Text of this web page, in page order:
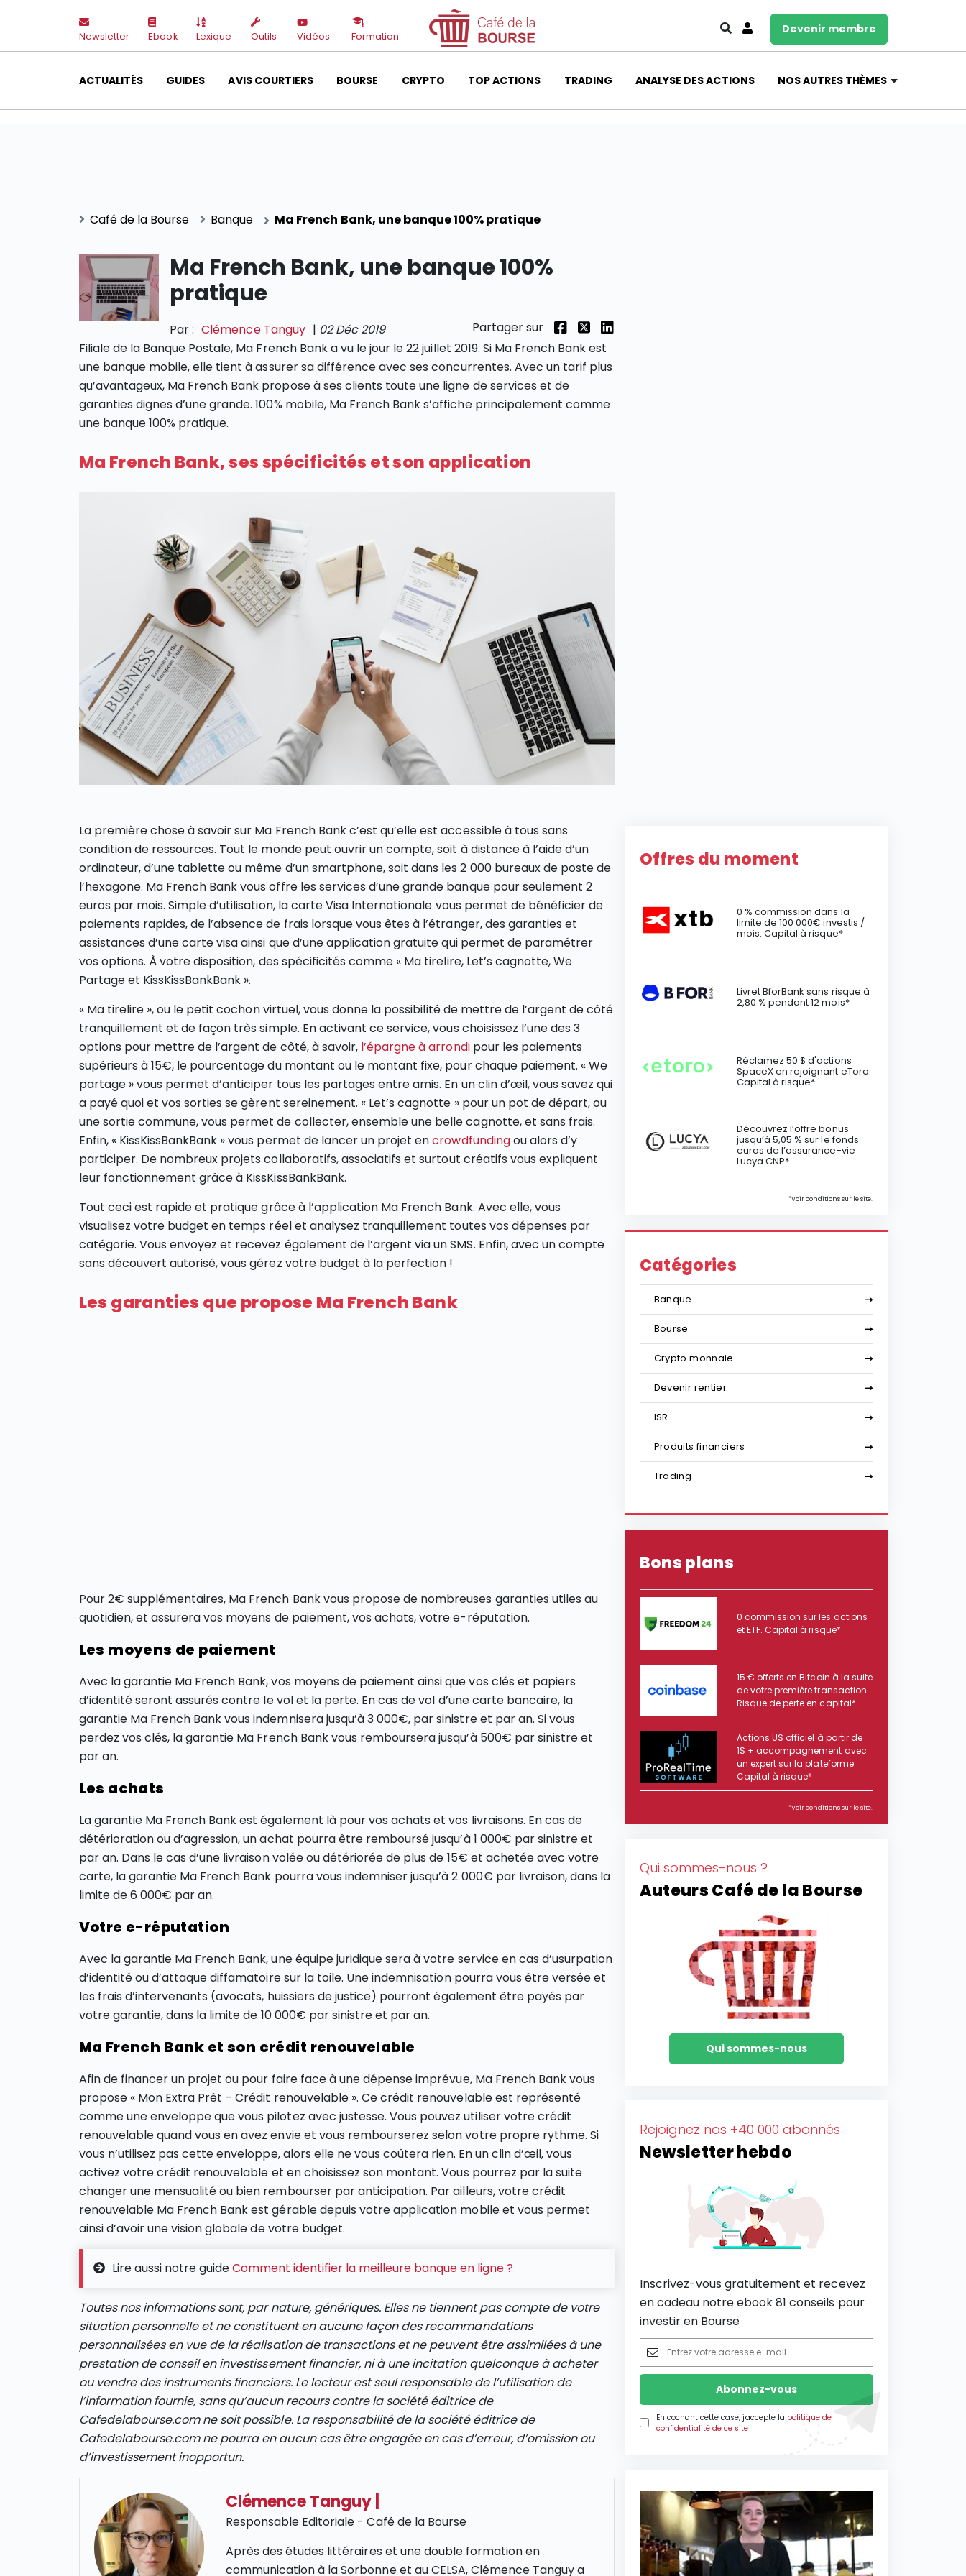
Newsletter Ebook Lexique Outils Vidéos Formation
Devenir membre
ACTUALITÉS GUIDES AVIS COURTIERS BOURSE CRYPTO TOP ACTIONS TRADING ANALYSE DES ACTIONS NOS AUTRES THÈMES
Café de la Bourse Banque Ma French Bank, une banque 100% pratique
Ma French Bank, une banque 100%
pratique
Par : Clémence Tanguy | 02 Déc 2019
Partager sur
Filiale de la Banque Postale, Ma French Bank a vu le jour le 22 juillet 2019. Si Ma French Bank est
une banque mobile, elle tient à assurer sa différence avec ses concurrentes. Avec un tarif plus
qu’avantageux, Ma French Bank propose à ses clients toute une ligne de services et de
garanties dignes d’une grande. 100% mobile, Ma French Bank s’affiche principalement comme
une banque 100% pratique.
Ma French Bank, ses spécificités et son application
La première chose à savoir sur Ma French Bank c’est qu’elle est accessible à tous sans
condition de ressources. Tout le monde peut ouvrir un compte, soit à distance à l’aide d’un
ordinateur, d’une tablette ou même d’un smartphone, soit dans les 2 000 bureaux de poste de
l’hexagone. Ma French Bank vous offre les services d’une grande banque pour seulement 2
euros par mois. Simple d’utilisation, la carte Visa Internationale vous permet de bénéficier de
paiements rapides, de l’absence de frais lorsque vous êtes à l’étranger, des garanties et
assistances d’une carte visa ainsi que d’une application gratuite qui permet de paramétrer
vos options. À votre disposition, des spécificités comme « Ma tirelire, Let’s cagnotte, We
Partage et KissKissBankBank ».
« Ma tirelire », ou le petit cochon virtuel, vous donne la possibilité de mettre de l’argent de côté
tranquillement et de façon très simple. En activant ce service, vous choisissez l’une des 3
options pour mettre de l’argent de côté, à savoir, l’épargne à arrondipour les paiements
supérieurs à 15€, le pourcentage du montant ou le montant fixe, pour chaque paiement. « We
partage » vous permet d’anticiper tous les partages entre amis. En un clin d’œil, vous savez qui
a payé quoi et vos sorties se gèrent sereinement. « Let’s cagnotte » pour un pot de départ, ou
une sortie commune, vous permet de collecter, ensemble une belle cagnotte, et sans frais.
Enfin, « KissKissBankBank » vous permet de lancer un projet encrowdfundingou alors d’y
participer. De nombreux projets collaboratifs, associatifs et surtout créatifs vous expliquent
leur fonctionnement grâce à KissKissBankBank.
Tout ceci est rapide et pratique grâce à l’application Ma French Bank. Avec elle, vous
visualisez votre budget en temps réel et analysez tranquillement toutes vos dépenses par
catégorie. Vous envoyez et recevez également de l’argent via un SMS. Enfin, avec un compte
sans découvert autorisé, vous gérez votre budget à la perfection !
Les garanties que propose Ma French Bank
Pour 2€ supplémentaires, Ma French Bank vous propose de nombreuses garanties utiles au
quotidien, et assurera vos moyens de paiement, vos achats, votre e-réputation.
Les moyens de paiement
Avec la garantie Ma French Bank, vos moyens de paiement ainsi que vos clés et papiers
d’identité seront assurés contre le vol et la perte. En cas de vol d’une carte bancaire, la
garantie Ma French Bank vous indemnisera jusqu’à 3 000€, par sinistre et par an. Si vous
perdez vos clés, la garantie Ma French Bank vous remboursera jusqu’à 500€ par sinistre et
par an.
Les achats
La garantie Ma French Bank est également là pour vos achats et vos livraisons. En cas de
détérioration ou d’agression, un achat pourra être remboursé jusqu’à 1 000€ par sinistre et
par an. Dans le cas d’une livraison volée ou détériorée de plus de 15€ et achetée avec votre
carte, la garantie Ma French Bank pourra vous indemniser jusqu’à 2 000€ par livraison, dans la
limite de 6 000€ par an.
Votre e-réputation
Avec la garantie Ma French Bank, une équipe juridique sera à votre service en cas d’usurpation
d’identité ou d’attaque diffamatoire sur la toile. Une indemnisation pourra vous être versée et
les frais d’intervenants (avocats, huissiers de justice) pourront également être payés par
votre garantie, dans la limite de 10 000€ par sinistre et par an.
Ma French Bank et son crédit renouvelable
Afin de financer un projet ou pour faire face à une dépense imprévue, Ma French Bank vous
propose « Mon Extra Prêt – Crédit renouvelable ». Ce crédit renouvelable est représenté
comme une enveloppe que vous pilotez avec justesse. Vous pouvez utiliser votre crédit
renouvelable quand vous en avez envie et vous rembourserez selon votre propre rythme. Si
vous n’utilisez pas cette enveloppe, alors elle ne vous coûtera rien. En un clin d’œil, vous
activez votre crédit renouvelable et en choisissez son montant. Vous pourrez par la suite
changer une mensualité ou bien rembourser par anticipation. Par ailleurs, votre crédit
renouvelable Ma French Bank est gérable depuis votre application mobile et vous permet
ainsi d’avoir une vision globale de votre budget.
Lire aussi notre guideComment identifier la meilleure banque en ligne ?
Toutes nos informations sont, par nature, génériques. Elles ne tiennent pas compte de votre
situation personnelle et ne constituent en aucune façon des recommandations
personnalisées en vue de la réalisation de transactions et ne peuvent être assimilées à une
prestation de conseil en investissement financier, ni à une incitation quelconque à acheter
ou vendre des instruments financiers. Le lecteur est seul responsable de l’utilisation de
l’information fournie, sans qu’aucun recours contre la société éditrice de
Cafedelabourse.com ne soit possible. La responsabilité de la société éditrice de
Cafedelabourse.com ne pourra en aucun cas être engagée en cas d’erreur, d’omission ou
d’investissement inopportun.
Clémence Tanguy
Responsable Editoriale - Café de la Bourse
Après des études littéraires et une double formation en
communication à la Sorbonne et au CELSA, Clémence Tanguy a
Offres du moment
0 % commission dans la
limite de 100 000€ investis /
mois. Capital à risque*
Livret BforBank sans risque à
2,80 % pendant 12 mois*
Réclamez 50 $ d'actions
SpaceX en rejoignant eToro.
Capital à risque*
Découvrez l’offre bonus
jusqu’à 5,05 % sur le fonds
euros de l’assurance-vie
Lucya CNP*
*Voir conditions sur le site.
Catégories
Banque
Bourse
Crypto monnaie
Devenir rentier
ISR
Produits financiers
Trading
Bons plans
0 commission sur les actions
et ETF. Capital à risque*
15 € offerts en Bitcoin à la suite
de votre première transaction.
Risque de perte en capital*
Actions US officiel à partir de
1$ + accompagnement avec
un expert sur la plateforme.
Capital à risque*
*Voir conditions sur le site.
Qui sommes-nous ?
Auteurs Café de la Bourse
Qui sommes-nous
Rejoignez nos +40 000 abonnés
Newsletter hebdo
Inscrivez-vous gratuitement et recevez
en cadeau notre ebook 81 conseils pour
investir en Bourse
En cochant cette case, j'accepte la politique de
confidentialité de ce site